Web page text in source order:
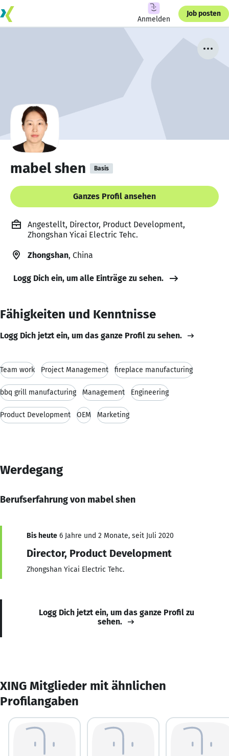
Anmelden
Job posten
mabel shen Basis
Ganzes Profil ansehen
Angestellt, Director, Product Development,
Zhongshan Yicai Electric Tehc.
Zhongshan, China
Logg Dich ein, um alle Einträge zu sehen.
Fähigkeiten und Kenntnisse
Logg Dich jetzt ein, um das ganze Profil zu sehen.
Team work Project Management fireplace manufacturing
bbq grill manufacturing Management Engineering
Product Development OEM Marketing
Werdegang
Berufserfahrung von mabel shen
Bis heute 6 Jahre und 2 Monate, seit Juli 2020
Director, Product Development
Zhongshan Yicai Electric Tehc.
Logg Dich jetzt ein, um das ganze Profil zu
sehen.
XING Mitglieder mit ähnlichen
Profilangaben